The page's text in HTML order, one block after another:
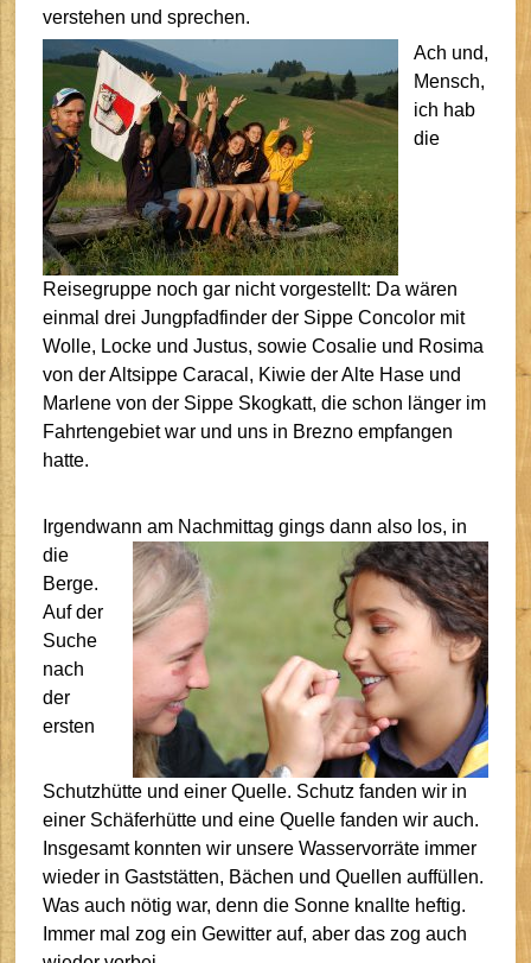
verstehen und sprechen.
Ach und,
Mensch,
ich hab
die
Reisegruppe noch gar nicht vorgestellt: Da wären
einmal drei Jungpfadfinder der Sippe Concolor mit
Wolle, Locke und Justus, sowie Cosalie und Rosima
von der Altsippe Caracal, Kiwie der Alte Hase und
Marlene von der Sippe Skogkatt, die schon länger im
Fahrtengebiet war und uns in Brezno empfangen
hatte.
Irgendwann am Nachmittag gings dann also los, in
die
Berge.
Auf der
Suche
nach
der
ersten
Schutzhütte und einer Quelle. Schutz fanden wir in
einer Schäferhütte und eine Quelle fanden wir auch.
Insgesamt konnten wir unsere Wasservorräte immer
wieder in Gaststätten, Bächen und Quellen auffüllen.
Was auch nötig war, denn die Sonne knallte heftig.
Immer mal zog ein Gewitter auf, aber das zog auch